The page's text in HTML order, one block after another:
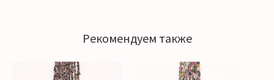
Рекомендуем также